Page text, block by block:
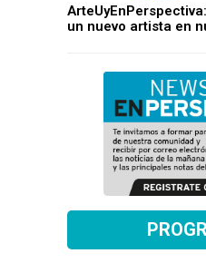
un nuevo artista en